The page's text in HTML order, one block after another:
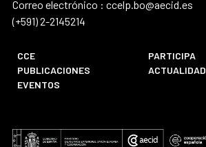
Correo electrónico : ccelp.bo@aecid.es
(+591) 2-2145214
CCE
PARTICIPA
PUBLICACIONES
ACTUALIDAD
EVENTOS